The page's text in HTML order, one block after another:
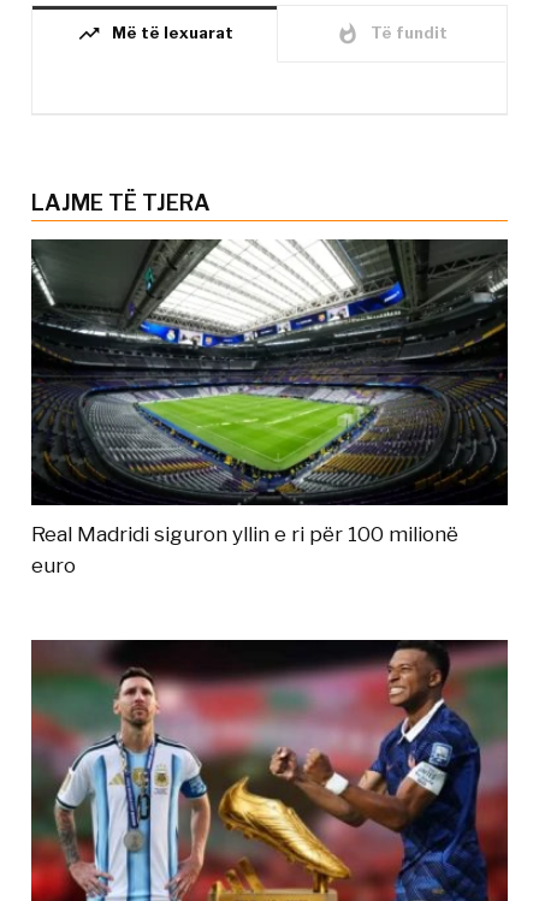
trending_up Më të lexuarat whatshot Të fundit
LAJME TË TJERA
Real Madridi siguron yllin e ri për 100 milionë
euro